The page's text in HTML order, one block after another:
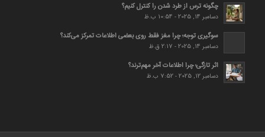
چگونه ترس از طرد شدن را کنترل کنیم؟
دسامبر 14, 2025 - 10:54 ب.ظ
سوگیری توجه؛ چرا مغز فقط روی بعضی اطلاعات تمرکز می‌کند؟
دسامبر 14, 2025 - 2:17 ق.ظ
اثر تازگی؛ چرا اطلاعات آخر مهم‌ترند؟
دسامبر 12, 2025 - 7:52 ب.ظ